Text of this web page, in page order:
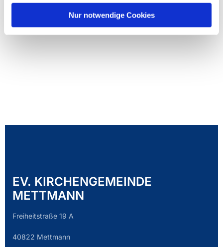
Nur notwendige Cookies
EV. KIRCHENGEMEINDE
METTMANN
Freiheitstraße 19 A
40822 Mettmann